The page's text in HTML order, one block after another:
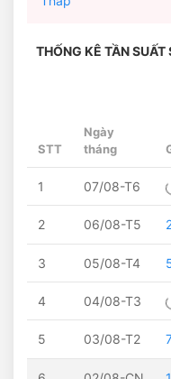
THỐNG KÊ TẦN
STT
Ngày
tháng
1 07/08-T6
2 06/08-T5
3 05/08-T4
4 04/08-T3
5 03/08-T2